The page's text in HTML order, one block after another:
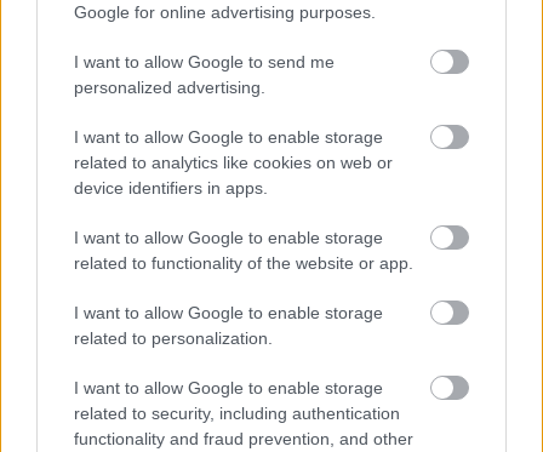
Google for online advertising purposes.
I want to allow Google to send me
personalized advertising.
I want to allow Google to enable storage
related to analytics like cookies on web or
device identifiers in apps.
I want to allow Google to enable storage
related to functionality of the website or app.
I want to allow Google to enable storage
related to personalization.
I want to allow Google to enable storage
related to security, including authentication
functionality and fraud prevention, and other
TAGS: Πετρέλαιο Ιράν Μέση Ανατολή
BEST OFINTERNET